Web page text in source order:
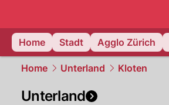
Home
Stadt Agglo Zürich
Home Unterland Kloten
Unterland